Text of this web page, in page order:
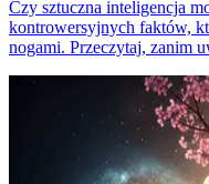
Czy sztuczna inteligencja
kontrowersyjnych faktów,
nogami. Przeczytaj, zanim